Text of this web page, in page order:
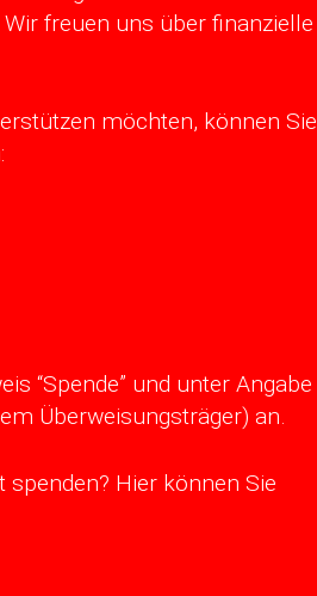
freuen uns über finanzielle
möchten, können Sie
“Spende” und unter Angabe
Überweisungsträger) an.
Hier können Sie